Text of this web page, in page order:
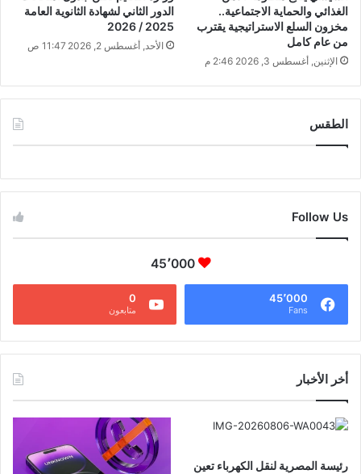
الغذائي والحماية الاجتماعية..
مخزون السلع الاستراتيجية يقترب
من عام كامل
الإثنين, أغسطس 3, 2026 2:46 م
الدور الثاني لشهادة الثانوية العامة
2025 / 2026
الأحد, أغسطس 2, 2026 11:47 ص
الطقس
Follow Us
45٬000
45٬000
Fans
0
متابعون
أخر الأخبار
رئيسة المصرية لنقل الكهرباء تعين